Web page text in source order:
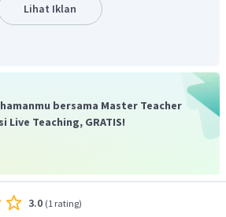
Lihat Iklan
bersama Master Teacher
Live Teaching, GRATIS!
3.0 (1 rating)